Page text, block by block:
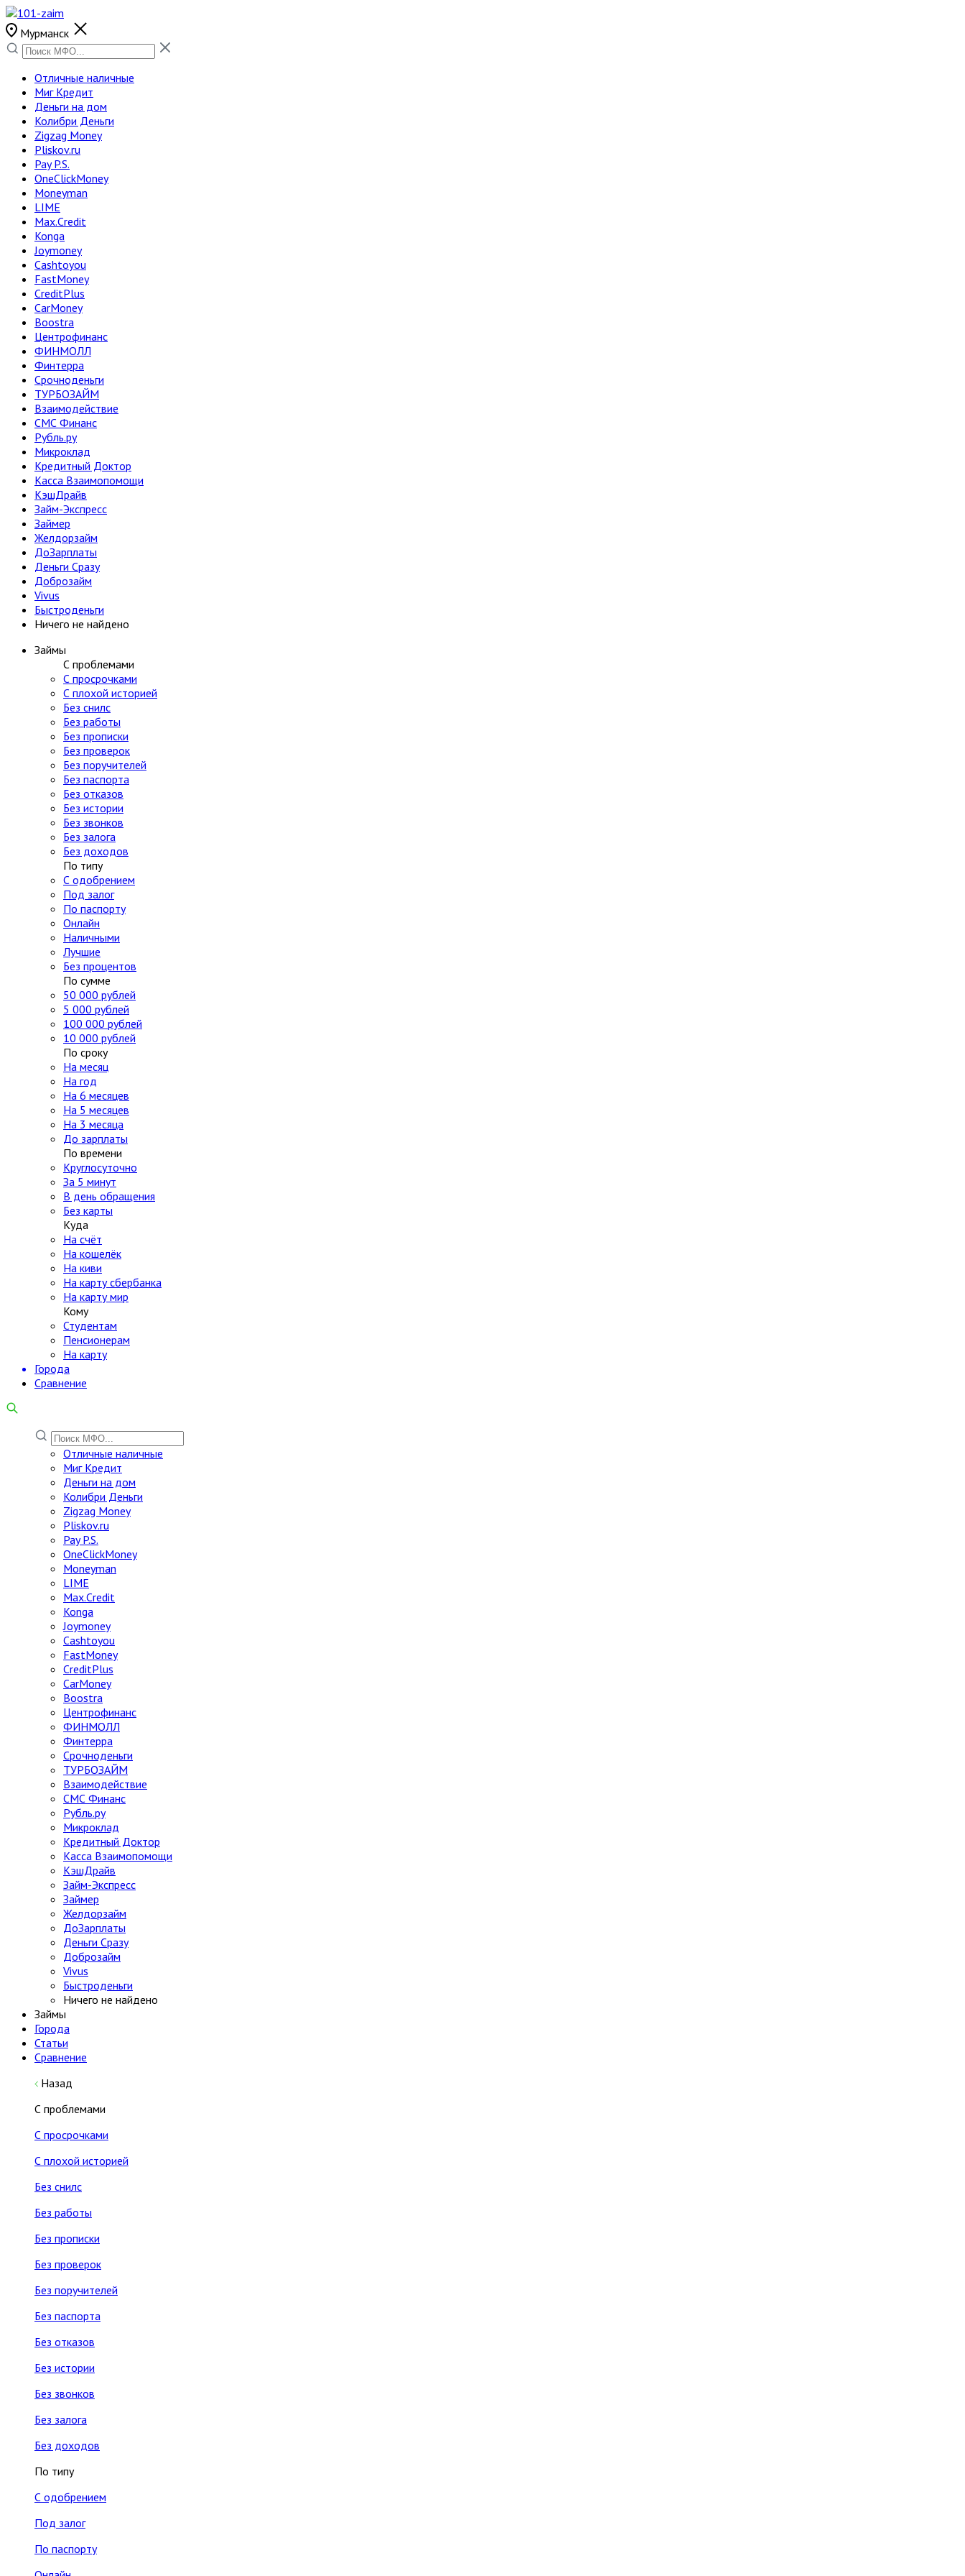
Мурманск
Отличные наличные
Миг Кредит
Деньги на дом
Колибри Деньги
Zigzag Money
Pliskov.ru
Pay P.S.
OneClickMoney
Moneyman
LIME
Max.Credit
Konga
Joymoney
Cashtoyou
FastMoney
CreditPlus
CarMoney
Boostra
Центрофинанс
ФИНМОЛЛ
Финтерра
Срочноденьги
ТУРБОЗАЙМ
Взаимодействие
СМС Финанс
Рубль.ру
Микроклад
Кредитный Доктор
Касса Взаимопомощи
КэшДрайв
Займ-Экспресс
Займер
Желдорзайм
ДоЗарплаты
Деньги Сразу
Доброзайм
Vivus
Быстроденьги
Ничего не найдено
Займы
С проблемами
С просрочками
С плохой историей
Без снилс
Без работы
Без прописки
Без проверок
Без поручителей
Без паспорта
Без отказов
Без истории
Без звонков
Без залога
Без доходов
По типу
С одобрением
Под залог
По паспорту
Онлайн
Наличными
Лучшие
Без процентов
По сумме
50 000 рублей
5 000 рублей
100 000 рублей
10 000 рублей
По сроку
На месяц
На год
На 6 месяцев
На 5 месяцев
На 3 месяца
До зарплаты
По времени
Круглосуточно
За 5 минут
В день обращения
Без карты
Куда
На счёт
На кошелёк
На киви
На карту сбербанка
На карту мир
Кому
Студентам
Пенсионерам
На карту
Города
Сравнение
Отличные наличные
Миг Кредит
Деньги на дом
Колибри Деньги
Zigzag Money
Pliskov.ru
Pay P.S.
OneClickMoney
Moneyman
LIME
Max.Credit
Konga
Joymoney
Cashtoyou
FastMoney
CreditPlus
CarMoney
Boostra
Центрофинанс
ФИНМОЛЛ
Финтерра
Срочноденьги
ТУРБОЗАЙМ
Взаимодействие
СМС Финанс
Рубль.ру
Микроклад
Кредитный Доктор
Касса Взаимопомощи
КэшДрайв
Займ-Экспресс
Займер
Желдорзайм
ДоЗарплаты
Деньги Сразу
Доброзайм
Vivus
Быстроденьги
Ничего не найдено
Займы
Города
Статьи
Сравнение
Назад
С проблемами
С просрочками
С плохой историей
Без снилс
Без работы
Без прописки
Без проверок
Без поручителей
Без паспорта
Без отказов
Без истории
Без звонков
Без залога
Без доходов
По типу
С одобрением
Под залог
По паспорту